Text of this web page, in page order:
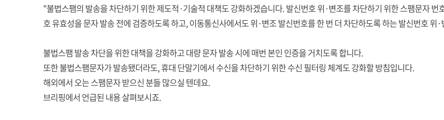
"불법스팸의 발송을 차단하기 위한 제도적·기술적 대책도 강화하겠습니다. 발신번호 위·변조를 차단하기 위한 스팸문자
호 유효성을 문자 발송 전에 검증하도록 하고, 이동통신사에서도 위·변조 발신번호를 한 번 더 차단하도록 하는 발신번호 위
불법스팸 발송 차단을 위한 대책을 강화하고 대량 문자 발송 시에 매번 본인 인증을 거치도록 합니다.
또한 불법스팸문자가 발송됐더라도, 휴대 단말기에서 수신을 차단하기 위한 수신 필터링 체계도 강화할 방침입니다.
해외에서 오는 스팸문자 받으신 분들 많으실 텐데요.
브리핑에서 언급된 내용 살펴보시죠.